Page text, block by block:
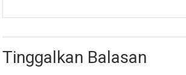
Tinggalkan Balasan